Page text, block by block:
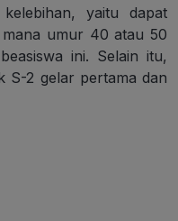
kelebihan, yaitu dapat
umur 40 atau 50
ini. Selain itu,
S-2 gelar pertama dan